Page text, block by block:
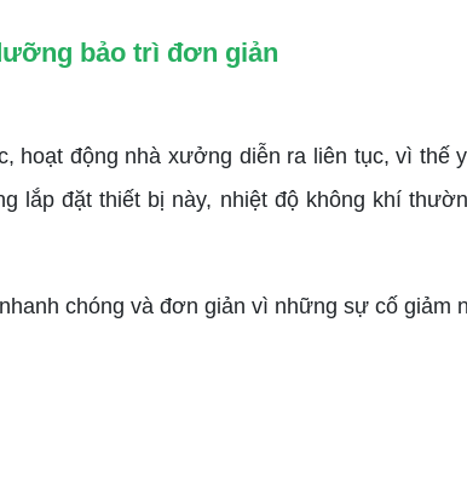
bảo trì đơn giản
động nhà xưởng diễn ra liên tục, vì thế
lắp đặt thiết bị này, nhiệt độ không khí
chóng và đơn giản vì những sự cố giảm